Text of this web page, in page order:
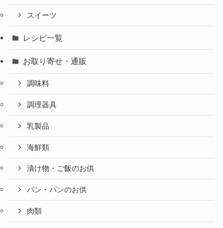
スイーツ
レシピ一覧
お取り寄せ・通販
調味料
調理器具
乳製品
海鮮類
漬け物・ご飯のお供
パン・パンのお供
肉類